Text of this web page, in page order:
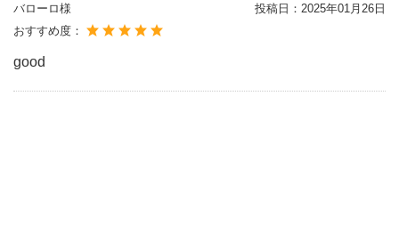
バローロ様 投稿日： 2025年01月26日
おすすめ度：
good